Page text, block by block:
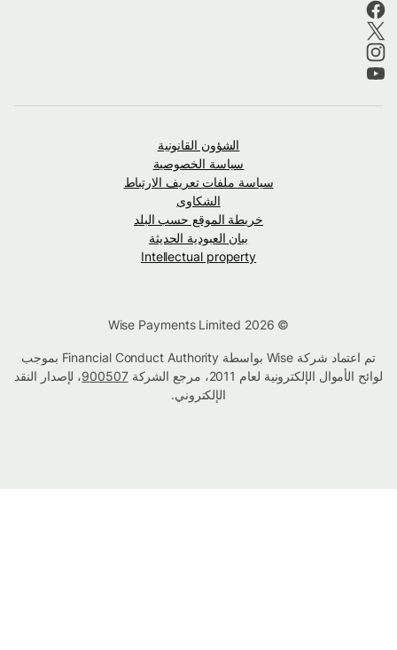
الشؤون القانونية
سياسة الخصوصية
سياسة ملفات تعريف الارتباط
الشكاوى
خريطة الموقع حسب البلد
بيان العبودية الحديثة
Intellectual property
تم اعتماد شركة Wise بواسطة Financial Conduct Authority بموجب
لوائح الأموال الإلكترونية لعام 2011، مرجع الشركة
900507، لإصدار النقد
الإلكتروني.